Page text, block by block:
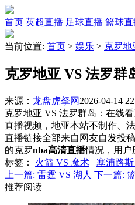
首页 英超直播 足球直播 篮球直
当前位置: 首页 > 娱乐 > 克罗地
克罗地亚 VS 法罗群
来源： 龙盘虎拏网 2026-04-14
克罗地亚 VS 法罗群岛：在线
直播视频，地亚本站不制作、
直播链接全部来自网友自发投
的克罗nba高清直播情况，用户
标签 ： 火箭 VS 魔术 塞浦路斯
上一篇: 雷霆 VS 湖人 下一篇:
推荐阅读